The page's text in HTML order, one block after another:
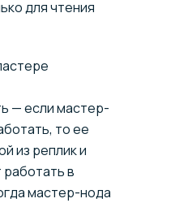
для чтения
— если мастер-
то ее
из реплик и
в
мастер-нода